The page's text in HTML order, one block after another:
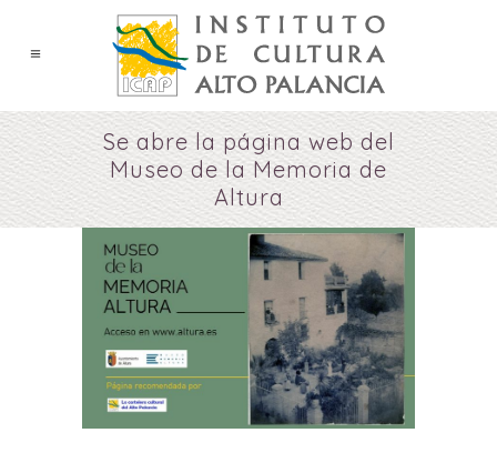
Se abre la página web del
Museo de la Memoria de
Altura